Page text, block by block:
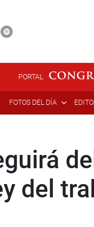
PORTAL
FOTOS DEL DÍA
del